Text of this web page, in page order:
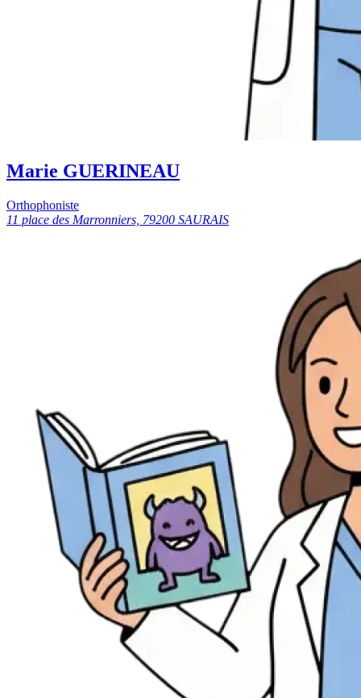
Marie GUERINEAU
Orthophoniste
11 place des Marronniers, 79200 SAURAIS